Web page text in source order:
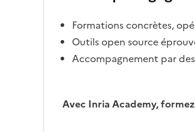
Formations concrètes,
Outils open source
Accompagnement par
Avec Inria Academy,